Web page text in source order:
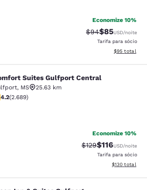
Economize 10%
Tarifa anterior
$94Tarifa com
$85USD/noite
Tarifa para sócio
Exibir
$95 total
Gulfport Central
Suites Gulfport Central
, MS
25.63 km
4.15 estrelas. Muito bom. 2689
4.2(2.689)
Economize 10%
Tarifa anterior
$129Tarifa com
$116USD/noite
Tarifa para sócio
Exibir
$130 total